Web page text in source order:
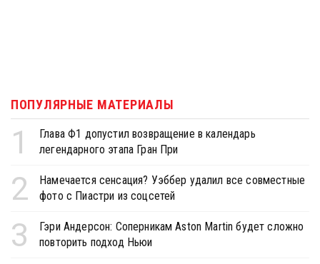
ПОПУЛЯРНЫЕ МАТЕРИАЛЫ
1
Глава Ф1 допустил возвращение в календарь
легендарного этапа Гран При
2
Намечается сенсация? Уэббер удалил все совместные
фото с Пиастри из соцсетей
3
Гэри Андерсон: Соперникам Aston Martin будет сложно
повторить подход Ньюи